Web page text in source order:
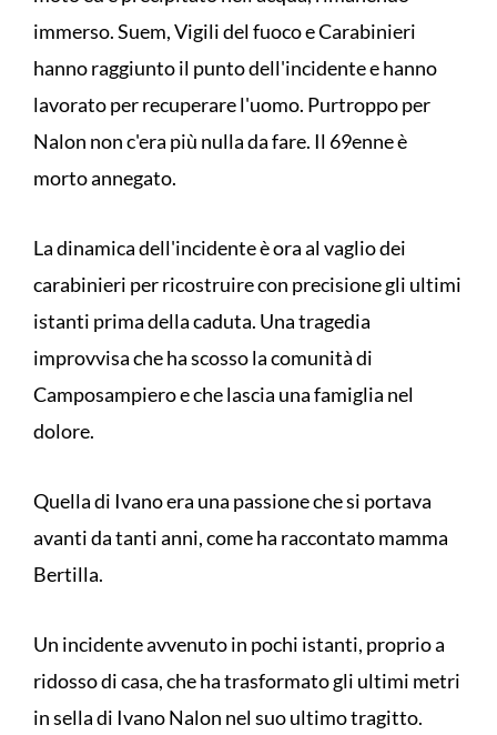
immerso. Suem, Vigili del fuoco e Carabinieri
hanno raggiunto il punto dell'incidente e hanno
lavorato per recuperare l'uomo. Purtroppo per
Nalon non c'era più nulla da fare. Il 69enne è
morto annegato.
La dinamica dell'incidente è ora al vaglio dei
carabinieri per ricostruire con precisione gli ultimi
istanti prima della caduta. Una tragedia
improvvisa che ha scosso la comunità di
Camposampiero e che lascia una famiglia nel
dolore.
Quella di Ivano era una passione che si portava
avanti da tanti anni, come ha raccontato mamma
Bertilla.
Un incidente avvenuto in pochi istanti, proprio a
ridosso di casa, che ha trasformato gli ultimi metri
in sella di Ivano Nalon nel suo ultimo tragitto.